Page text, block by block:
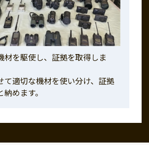
材を駆使し、証拠を取得しま
て適切な機材を使い分け、証拠
めます。